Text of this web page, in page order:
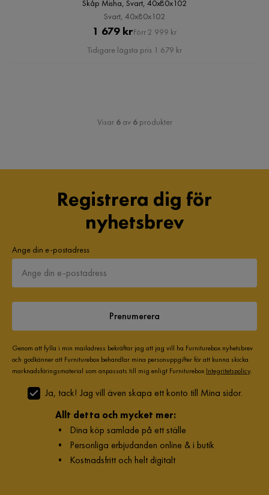
Skåp Misha, Svart, 40x80x102
Svart, 40x80x102
Pris
1 679 krOriginal
Pris
Förr 2 999 kr
Tidigare lägsta pris 1 679 kr
Visar 6av 6produkter
Registrera dig för
nyhetsbrev
Ange din e-postadress
Prenumerera
Genom att fylla i min mailadress bekräftar jag att jag vill ha Furniturebox nyhetsbrev
och godkänner att Furniturebox behandlar mina personuppgifter för att kunna skicka
marknadsföringsmaterial som anpassats till mig enligt Furniturebox Integritetspolicy.
Ja, tack! Jag vill även skapa ett konto till Mina sidor.
Allt detta och mycket mer:
• Dina köp samlade på ett ställe
• Personliga erbjudanden online & i butik
• Kostnadsfritt och helt digitalt